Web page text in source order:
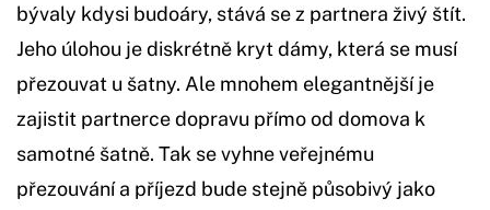
bývaly kdysi budoáry, stává se z partnera živý štít.
Jeho úlohou je diskrétně kryt dámy, která se musí
přezouvat u šatny. Ale mnohem elegantnější je
zajistit partnerce dopravu přímo od domova k
samotné šatně. Tak se vyhne veřejnému
přezouvání a příjezd bude stejně působivý jako